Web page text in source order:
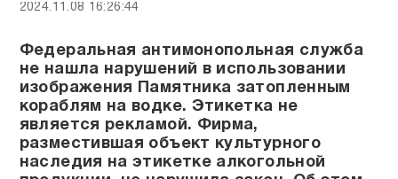
2024.11.08 16:26:44
Федеральная антимонопольная служба
не нашла нарушений в использовании
изображения Памятника затопленным
кораблям на водке. Этикетка не
является рекламой. Фирма,
разместившая объект культурного
наследия на этикетке алкогольной